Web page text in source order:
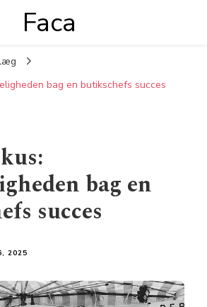
Faca
bag en butikschefs succes
bag en
succes
2025